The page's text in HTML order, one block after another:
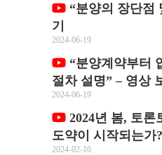
“분양의 장단점
기
2024-06-19
“분양계약부터
절차 설명” – 영상
2024-06-19
2024년 봄, 토론
도약이 시작되는가?
2024-02-16